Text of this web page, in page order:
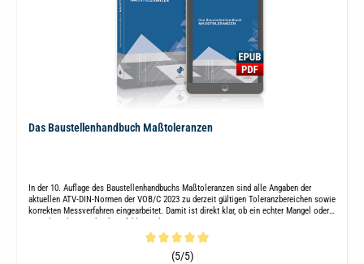
Das Baustellenhandbuch Maßtoleranzen
In der 10. Auflage des Baustellenhandbuchs Maßtoleranzen sind alle Angaben der
aktuellen ATV-DIN-Normen der VOB/C 2023 zu derzeit gültigen Toleranzbereichen sowie
korrekten Messverfahren eingearbeitet. Damit ist direkt klar, ob ein echter Mangel oder
Durchschnittliche Bewertung von 5 von 5 Sternen
(5/5)